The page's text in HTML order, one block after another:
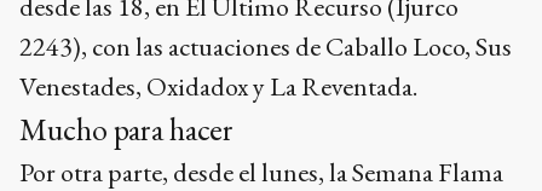
2243), con las actuaciones de Caballo Loco, Sus
Venestades, Oxidadox y La Reventada.
Mucho para hacer
Por otra parte, desde el lunes, la Semana Flama